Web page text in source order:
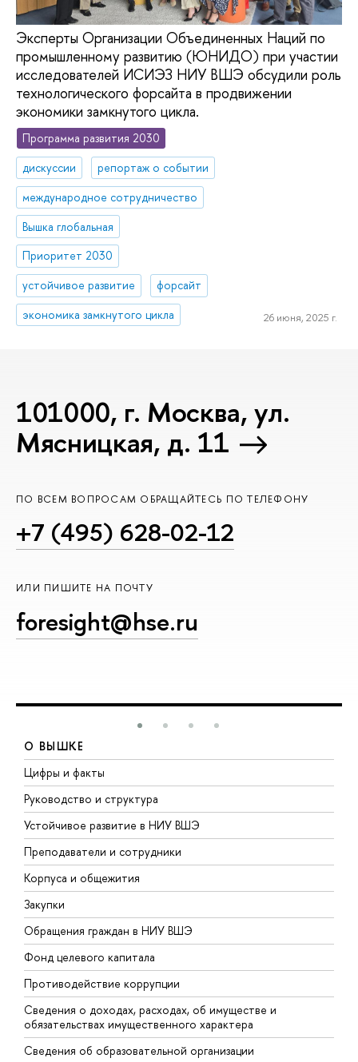
Эксперты Организации Объединенных Наций по
промышленному развитию (ЮНИДО) при участии
исследователей ИСИЭЗ НИУ ВШЭ обсудили роль
технологического форсайта в продвижении
экономики замкнутого цикла.
Программа развития 2030
дискуссии
репортаж о событии
международное сотрудничество
Вышка глобальная
Приоритет 2030
устойчивое развитие
форсайт
экономика замкнутого цикла
26 июня, 2025 г.
101000, г. Москва, ул.
Мясницкая, д. 11
ПО ВСЕМ ВОПРОСАМ ОБРАЩАЙТЕСЬ ПО ТЕЛЕФОНУ
+7 (495) 628-02-12
ИЛИ ПИШИТЕ НА ПОЧТУ
foresight@hse.ru
О ВЫШКЕ
Цифры и факты
Руководство и структура
Устойчивое развитие в НИУ ВШЭ
Преподаватели и сотрудники
Корпуса и общежития
Закупки
Обращения граждан в НИУ ВШЭ
Фонд целевого капитала
Противодействие коррупции
Сведения о доходах, расходах, об имуществе и
обязательствах имущественного характера
Сведения об образовательной организации